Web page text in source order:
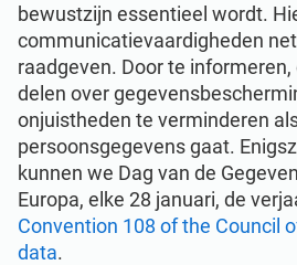
bewustzijn essentieel wordt.
communicatievaardigheden
raadgeven. Door te
delen over
onjuistheden te verminderen
persoonsgegevens gaat.
kunnen we Dag van de
Europa, elke 28 januari, de
Convention 108 of the Council
data.